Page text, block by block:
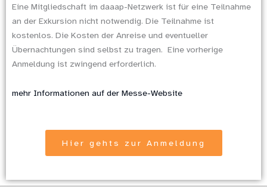
Eine Mitgliedschaft im daaap-Netzwerk ist für eine Teilnahme
an der Exkursion nicht notwendig. Die Teilnahme ist
kostenlos. Die Kosten der Anreise und eventueller
Übernachtungen sind selbst zu tragen. Eine vorherige
Anmeldung ist zwingend erforderlich.
mehr Informationen auf der Messe-Website
Hier gehts zur Anmeldung